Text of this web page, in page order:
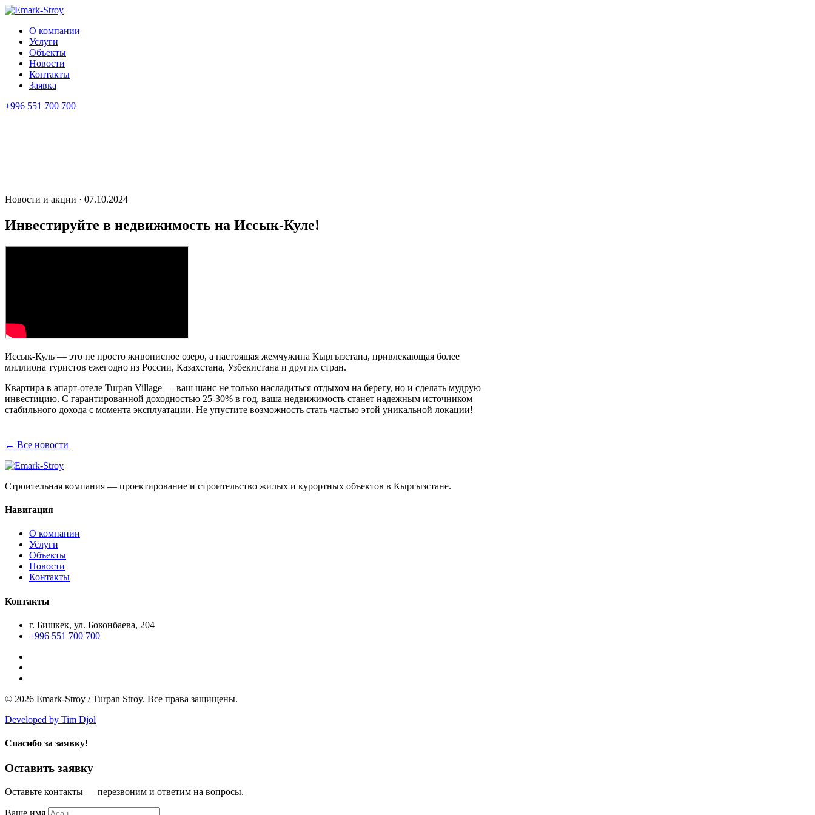
О компании
Услуги
Объекты
Новости
Контакты
Заявка
+996 551 700 700
Новости и акции · 07.10.2024
Инвестируйте в недвижимость на Иссык-Куле!
Иссык-Куль — это не просто живописное озеро, а настоящая жемчужина Кыргызстана, привлекающая более
миллиона туристов ежегодно из России, Казахстана, Узбекистана и других стран.
Квартира в апарт-отеле Turpan Village — ваш шанс не только насладиться отдыхом на берегу, но и сделать мудрую
инвестицию. С гарантированной доходностью 25-30% в год, ваша недвижимость станет надежным источником
стабильного дохода с момента эксплуатации. Не упустите возможность стать частью этой уникальной локации!
← Все новости
Строительная компания — проектирование и строительство жилых и курортных объектов в Кыргызстане.
Навигация
О компании
Услуги
Объекты
Новости
Контакты
Контакты
г. Бишкек, ул. Боконбаева, 204
+996 551 700 700
© 2026 Emark-Stroy / Turpan Stroy. Все права защищены.
Developed by Tim Djol
Спасибо за заявку!
Оставить заявку
Оставьте контакты — перезвоним и ответим на вопросы.